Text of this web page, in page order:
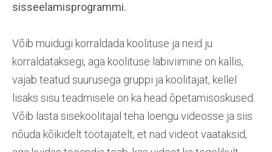
sisseelamisprogrammi.
Võib muidugi korraldada koolituse ja neid ju
korraldataksegi, aga koolituse läbiviimine on kallis,
vajab teatud suurusega gruppi ja koolitajat, kellel
lisaks sisu teadmisele on ka head õpetamisoskused.
Võib lasta sisekoolitajal teha loengu videosse ja siis
nõuda kõikidelt töötajatelt, et nad videot vaataksid,